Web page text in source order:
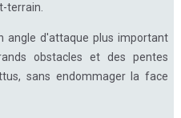
terrain.
angle d'attaque plus important
obstacles et des pentes
sans endommager la face